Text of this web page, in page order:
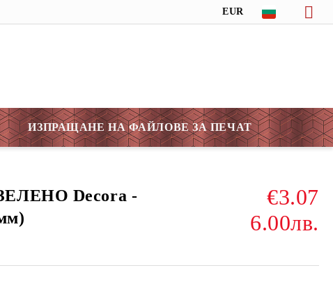
EUR
ИЗПРАЩАНЕ НА ФАЙЛОВЕ ЗА ПЕЧАТ
Decora -
€3.07
6.00лв.